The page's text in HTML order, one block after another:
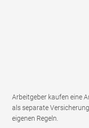
Arbeitgeber kaufen eine
als separate
eigenen Regeln.